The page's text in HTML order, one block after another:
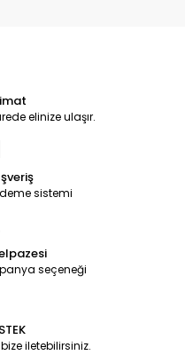
elinize ulaşır.
sistemi
seçeneği
iletebilirsiniz.